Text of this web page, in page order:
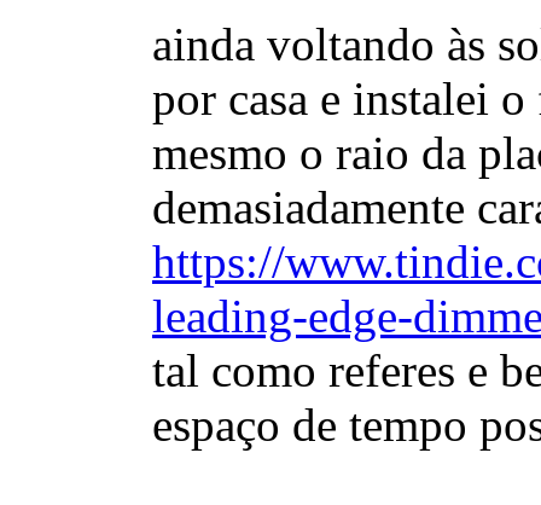
ainda voltando às
por casa e instalei o
mesmo o raio da
demasiadamente
https://
leading-edge-
tal como referes e
espaço de tempo